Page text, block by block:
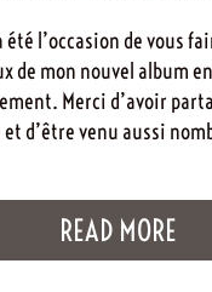
été l’occasion de vous
de mon nouvel album
Merci d’avoir
d’être venu aussi
READ MORE